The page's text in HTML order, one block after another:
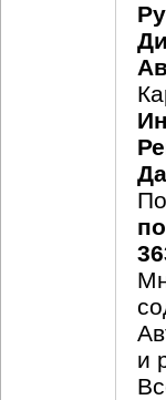
по
и